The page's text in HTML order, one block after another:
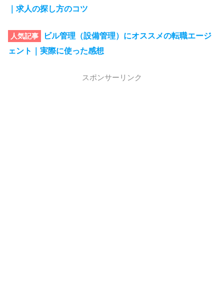
｜求人の探し方のコツ
人気記事
ビル管理（設備管理）にオススメの転職エージ
ェント｜実際に使った感想
スポンサーリンク